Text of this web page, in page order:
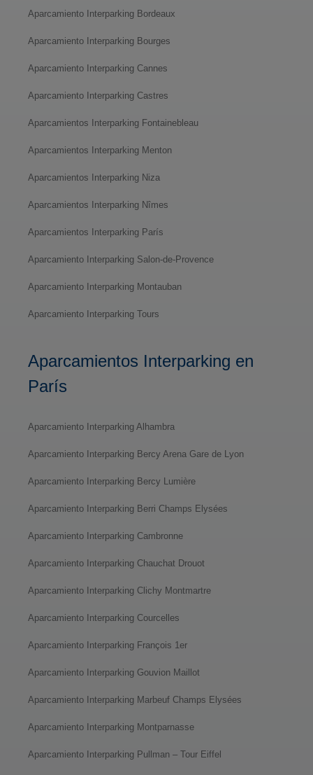
Aparcamiento Interparking Bordeaux
Aparcamiento Interparking Bourges
Aparcamiento Interparking Cannes
Aparcamiento Interparking Castres
Aparcamientos Interparking Fontainebleau
Aparcamientos Interparking Menton
Aparcamientos Interparking Niza
Aparcamientos Interparking Nîmes
Aparcamientos Interparking París
Aparcamiento Interparking Salon-de-Provence
Aparcamiento Interparking Montauban
Aparcamiento Interparking Tours
Aparcamientos Interparking en
París
Aparcamiento Interparking Alhambra
Aparcamiento Interparking Bercy Arena Gare de Lyon
Aparcamiento Interparking Bercy Lumière
Aparcamiento Interparking Berri Champs Elysées
Aparcamiento Interparking Cambronne
Aparcamiento Interparking Chauchat Drouot
Aparcamiento Interparking Clichy Montmartre
Aparcamiento Interparking Courcelles
Aparcamiento Interparking François 1er
Aparcamiento Interparking Gouvion Maillot
Aparcamiento Interparking Marbeuf Champs Elysées
Aparcamiento Interparking Montparnasse
Aparcamiento Interparking Pullman – Tour Eiffel